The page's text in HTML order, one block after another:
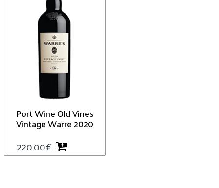
Port Wine Old Vines
Vintage Warre 2020
220.00€